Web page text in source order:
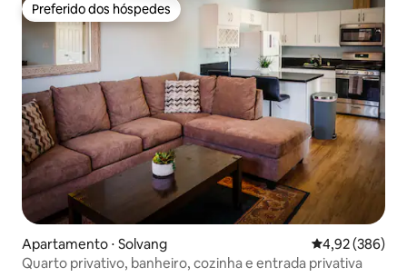
Preferido dos hóspedes
Preferido dos hóspedes
Apartamento ⋅ Solvang 4,92 de uma
4,92 (386)
Quarto privativo, banheiro, cozinha e entrada privativa